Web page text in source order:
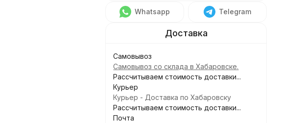
Whatsapp Telegram
Самовывоз
Самовывоз со склада в Хабаровске.
Рассчитываем стоимость доставки...
Курьер
Курьер - Доставка по Хабаровску
Рассчитываем стоимость доставки...
Почта